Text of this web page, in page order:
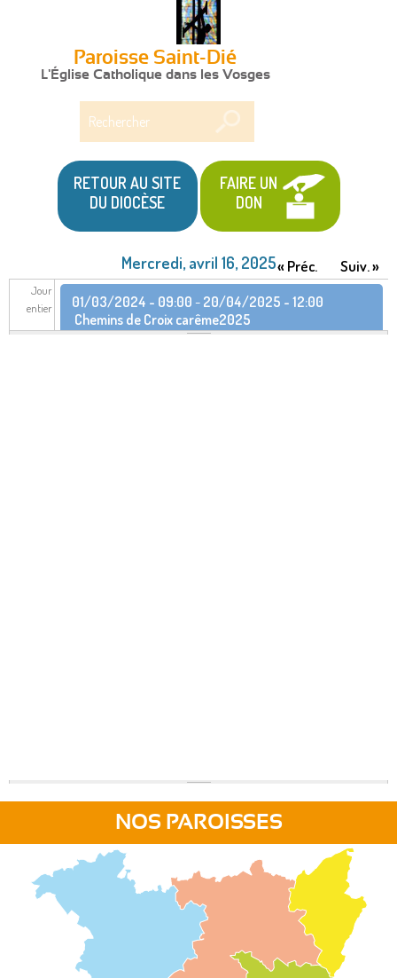
Paroisse Saint-Dié
L'Église Catholique dans les Vosges
RETOUR AU SITE
DU DIOCÈSE
FAIRE UN
DON
Mercredi, avril 16, 2025« Préc. Suiv. »
Jour
entier
01/03/2024 - 09:00 - 20/04/2025 - 12:00
Chemins de Croix carême2025
NOS PAROISSES